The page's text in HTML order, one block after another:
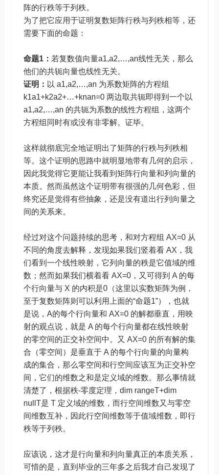
阵的行秩等于列秩。
为了把它应用于证明复数矩阵行秩与列秩相等，还
需要下面的命题：
命题1： 若复数值向量a1,a2,…,an线性无关，那么
他们的共轭向量也线性无关。
证明： 以 a1,a2,…,an 为系数矩阵的方程组
k1a1+k2a2+…+knan=0 两边取共轭即得到一个以
a1,a2,…,an 的共轭为系数的线性方程组，这两个
方程组同时有或没有非零解。证毕。
这样就彻底完全地证明出了矩阵的行秩与列秩相
等。这个证明的思路中就明显地带有几何的启示，
因此我觉得它更能让我看到矩阵行向量和列向量的
本质。然而虽然这个证明带有很强的几何色彩，但
终究还是觉得有些抽象，还是没有道出行列向量之
间的关系来。
经过对这个问题持续的思考，和对方程组 AX=0 从
不同的角度去解释，发现如果我们竖着看 AX，我
们看到一个线性映射，它列向量的秩是它值域的维
数；然而如果我们横着看 AX=0，又可得到 A 的每
个行向量与 X 的内积是0（这里以实数矩阵为例，
至于复数矩阵则可以利用上面的“命题1”），也就
是说，A的每个行向量和 AX=0 的解都垂直，用映
射的观点说，就是 A 的每个行向量都在线性映射
的零空间的正交补空间中。又 AX=0 的所有解的集
合（零空间）是垂直于 A 的每个行向量的向量构
成的集合，那么零空间和行空间应该互为正交补空
间，它们的维数之和是定义域的维数。那么事情就
清楚了，根据秩-零度定理，dim rangeT+dim
nullT是 T 定义域的维数，而行空间维数又与零空
间维数互补，因此行空间维数等于值域维数，即行
秩等于列秩。
应该说，这才是行向量和列向量真正的本质关系，
可惜的是，直到毕业的三年多之后我才自己发现了